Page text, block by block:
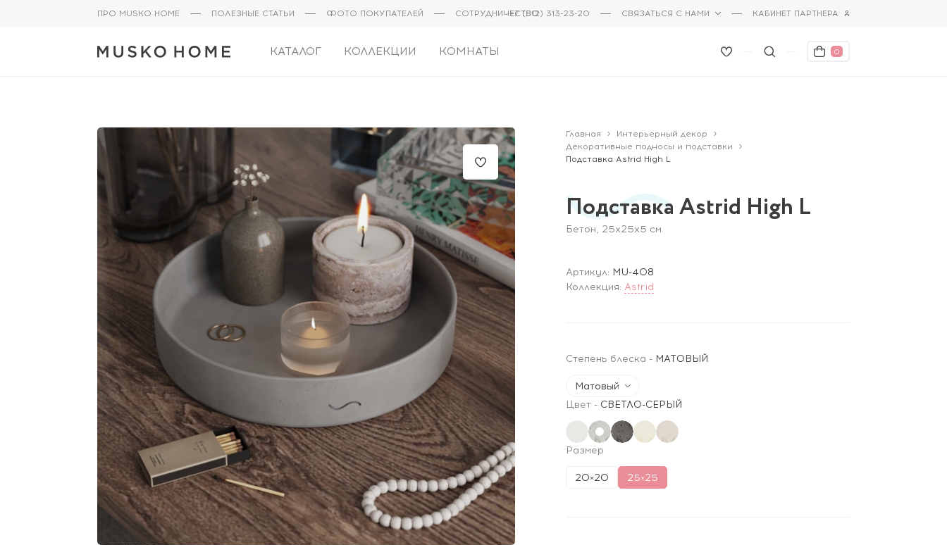
ПРО MUSKO HOME ПОЛЕЗНЫЕ СТАТЬИ ФОТО ПОКУПАТЕЛЕЙ СОТРУДНИЧЕСТВО+7 (812) 313-23-20 СВЯЗАТЬСЯ С НАМИ КАБИНЕТ ПАРТНЕРА
КАТАЛОГ КОЛЛЕКЦИИ КОМНАТЫ 0
Главная
Интерьерный декор
Декоративные подносы и подставки
Подставка Astrid High L
Подставка Astrid High L
Бетон, 25x25х5 см
Артикул: MU-408
Коллекция: Astrid
Степень блеска - МАТОВЫЙ
Матовый
Цвет - СВЕТЛО-СЕРЫЙ
Размер
20×20 25×25